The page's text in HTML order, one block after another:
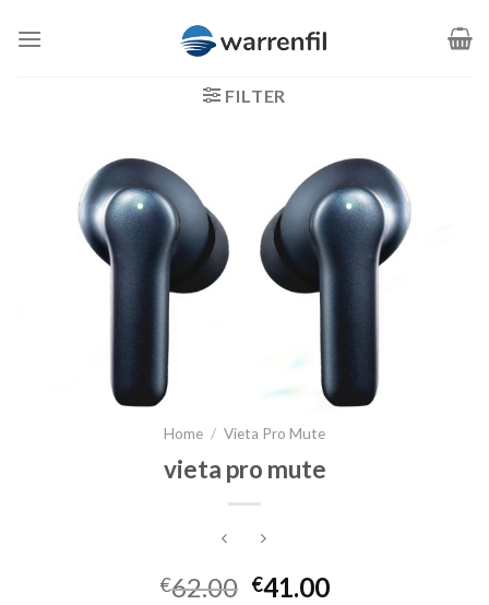
FILTER
Home / Vieta Pro Mute
vieta pro mute
€62.00 €41.00